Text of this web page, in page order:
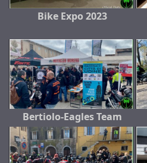
Bike Expo 2023
Bertiolo-Eagles Team